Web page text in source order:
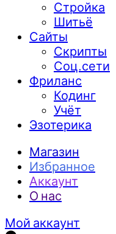
Стройка
Шитьё
Сайты
Скрипты
Соц.сети
Фриланс
Кодинг
Учёт
Эзотерика
Магазин
Избранное
Аккаунт
О нас
Мой аккаунт